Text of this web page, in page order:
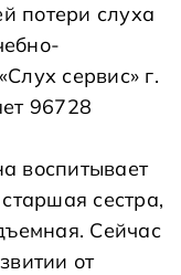
потери слуха
сервис» г.
96728
воспитывает
сестра,
Сейчас
от